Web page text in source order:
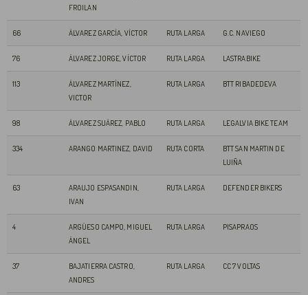
FROILAN
66 ÁLVAREZ GARCÍA, VÍCTOR RUTA LARGA G.C. NAVIEGO
76 ÁLVAREZ JORGE, VÍCTOR RUTA LARGA LASTRABIKE
113
ÁLVAREZ MARTÍNEZ,
VICTOR
RUTA LARGA BTT RIBADEDEVA
98 ÁLVAREZ SUÁREZ, PABLO RUTA LARGA LEGALVIA BIKE TEAM
334 ARANGO MARTINEZ, DAVID RUTA CORTA
BTT SAN MARTIN DE
LUIÑA
63
ARAUJO ESPASANDIN,
IVAN
RUTA LARGA DEFENDER BIKERS
4
ARGÜESO CAMPO, MIGUEL
ÁNGEL
RUTA LARGA PISAPRAOS
37
BAJATIERRA CASTRO,
ANDRES
RUTA LARGA CC 7 VOLTAS